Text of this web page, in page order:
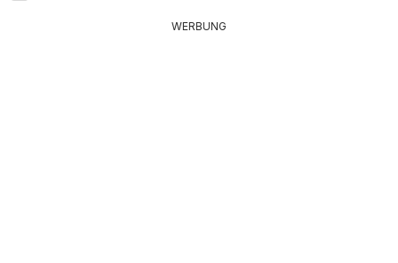
WERBUNG